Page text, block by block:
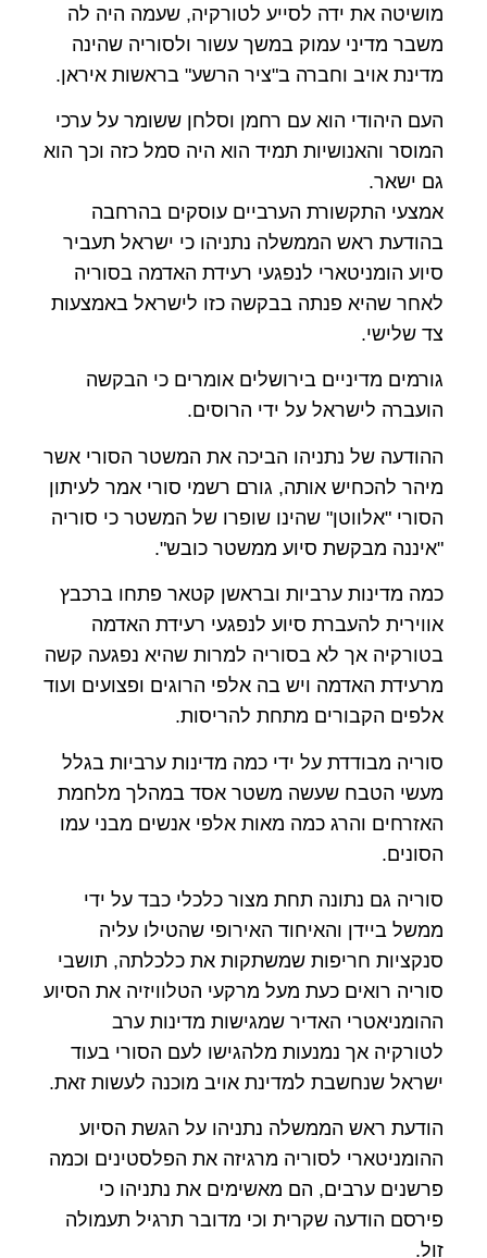
מושיטה את ידה לסייע לטורקיה, שעמה היה לה
משבר מדיני עמוק במשך עשור ולסוריה שהינה
מדינת אויב וחברה ב"ציר הרשע" בראשות איראן.
העם היהודי הוא עם רחמן וסלחן ששומר על ערכי
המוסר והאנושיות תמיד הוא היה סמל כזה וכך הוא
גם ישאר.
אמצעי התקשורת הערביים עוסקים בהרחבה
בהודעת ראש הממשלה נתניהו כי ישראל תעביר
סיוע הומניטארי לנפגעי רעידת האדמה בסוריה
לאחר שהיא פנתה בבקשה כזו לישראל באמצעות
צד שלישי.
גורמים מדיניים בירושלים אומרים כי הבקשה
הועברה לישראל על ידי הרוסים.
ההודעה של נתניהו הביכה את המשטר הסורי אשר
מיהר להכחיש אותה, גורם רשמי סורי אמר לעיתון
הסורי "אלווטן" שהינו שופרו של המשטר כי סוריה
"איננה מבקשת סיוע ממשטר כובש".
כמה מדינות ערביות ובראשן קטאר פתחו ברכבץ
אווירית להעברת סיוע לנפגעי רעידת האדמה
בטורקיה אך לא בסוריה למרות שהיא נפגעה קשה
מרעידת האדמה ויש בה אלפי הרוגים ופצועים ועוד
אלפים הקבורים מתחת להריסות.
סוריה מבודדת על ידי כמה מדינות ערביות בגלל
מעשי הטבח שעשה משטר אסד במהלך מלחמת
האזרחים והרג כמה מאות אלפי אנשים מבני עמו
הסונים.
סוריה גם נתונה תחת מצור כלכלי כבד על ידי
ממשל ביידן והאיחוד האירופי שהטילו עליה
סנקציות חריפות שמשתקות את כלכלתה, תושבי
סוריה רואים כעת מעל מרקעי הטלוויזיה את הסיוע
ההומניאטרי האדיר שמגישות מדינות ערב
לטורקיה אך נמנעות מלהגישו לעם הסורי בעוד
ישראל שנחשבת למדינת אויב מוכנה לעשות זאת.
הודעת ראש הממשלה נתניהו על הגשת הסיוע
ההומניטארי לסוריה מרגיזה את הפלסטינים וכמה
פרשנים ערבים, הם מאשימים את נתניהו כי
פירסם הודעה שקרית וכי מדובר תרגיל תעמולה
זול.